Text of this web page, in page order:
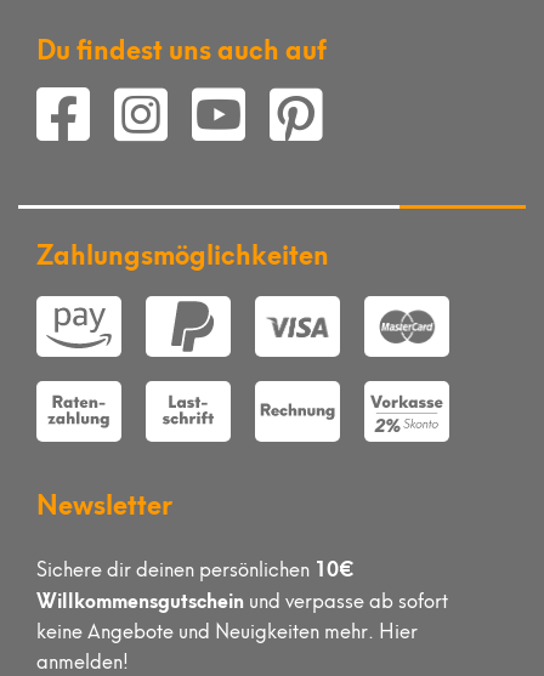
Du findest uns auch auf
Zahlungsmöglichkeiten
Newsletter
Sichere dir deinen persönlichen 10€
Willkommensgutschein und verpasse ab sofort
keine Angebote und Neuigkeiten mehr. Hier
anmelden!